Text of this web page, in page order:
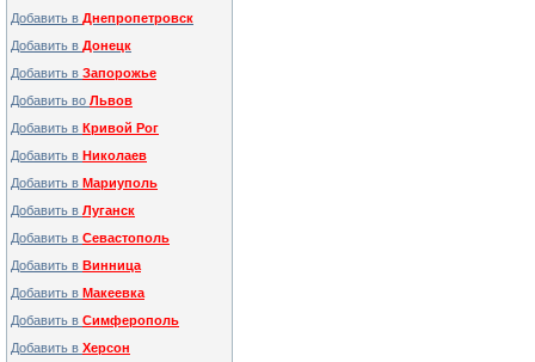
Добавить в Днепропетровск
Добавить в Донецк
Добавить в Запорожье
Добавить во Львов
Добавить в Кривой Рог
Добавить в Николаев
Добавить в Мариуполь
Добавить в Луганск
Добавить в Севастополь
Добавить в Винница
Добавить в Макеевка
Добавить в Симферополь
Добавить в Херсон